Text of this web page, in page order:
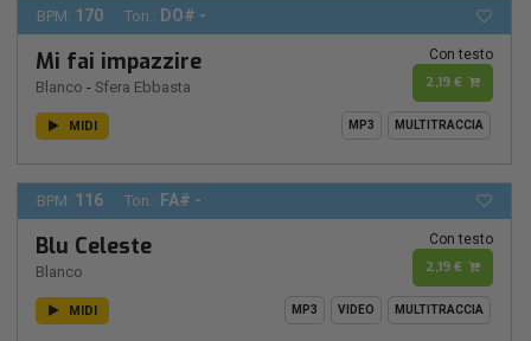
BPM: 170 Ton.: DO# -
Mi fai impazzire
Blanco - Sfera Ebbasta
Con testo
2,19 €
MIDI MP3 MULTITRACCIA
BPM: 116 Ton.: FA# -
Blu Celeste
Blanco
Con testo
2,19 €
MIDI MP3 VIDEO MULTITRACCIA